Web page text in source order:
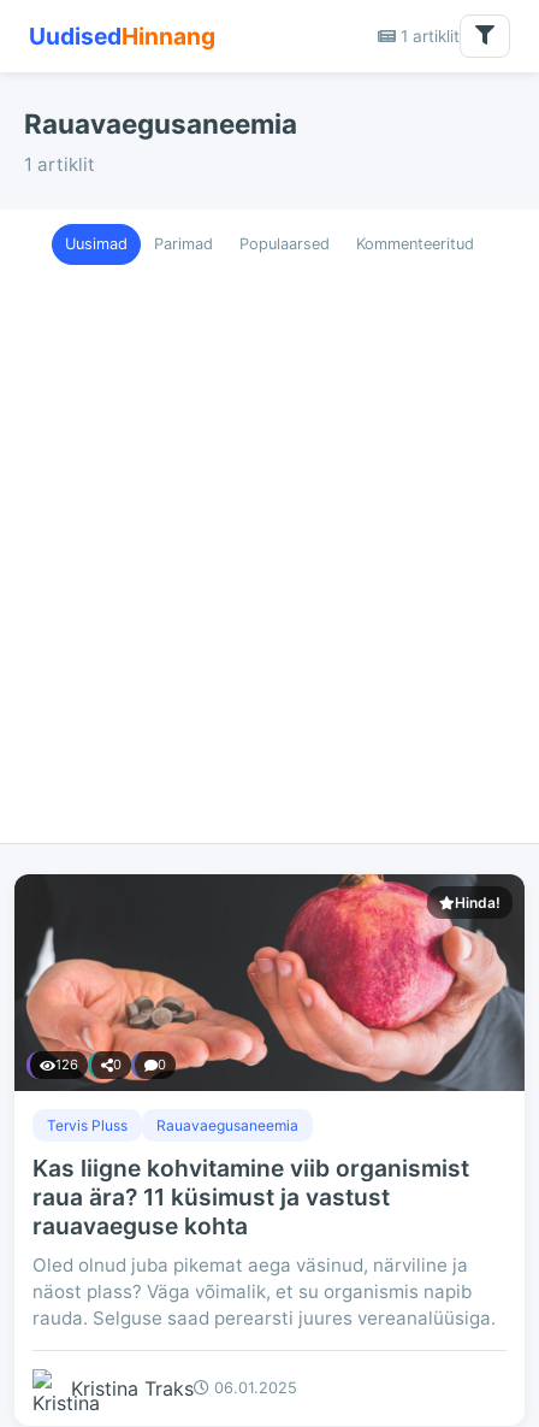
UudisedHinnang 1 artiklit
Rauavaegusaneemia
1 artiklit
Uusimad Parimad Populaarsed Kommenteeritud
Hinda!
126 0 0
Tervis Pluss Rauavaegusaneemia
Kas liigne kohvitamine viib organismist
raua ära? 11 küsimust ja vastust
rauavaeguse kohta
Oled olnud juba pikemat aega väsinud, närviline ja
näost plass? Väga võimalik, et su organismis napib
rauda. Selguse saad perearsti juures vereanalüüsiga.
Kristina Traks 06.01.2025